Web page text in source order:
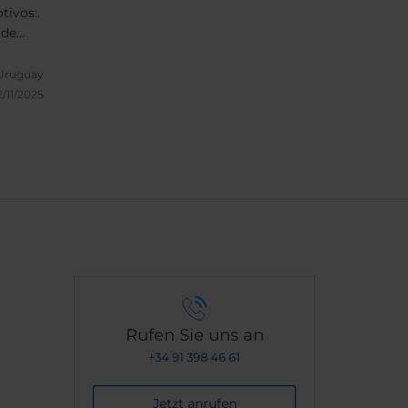
la 93,
11/2025
Rufen Sie uns an
+34 91 398 46 61
Jetzt anrufen